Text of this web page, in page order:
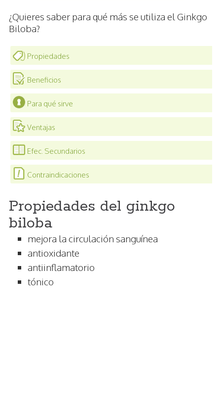
¿Quieres saber para qué más se utiliza el Ginkgo
Biloba?
Propiedades
Beneficios
Para qué sirve
Ventajas
Efec. Secundarios
Contraindicaciones
Propiedades del ginkgo
biloba
mejora la circulación sanguínea
antioxidante
antiinflamatorio
tónico